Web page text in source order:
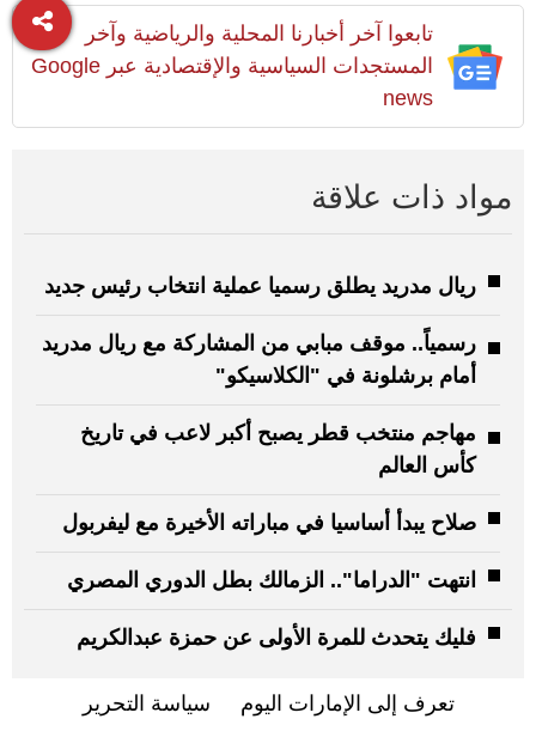
تابعوا آخر أخبارنا المحلية والرياضية وآخر
المستجدات السياسية والإقتصادية عبر Google
news
مواد ذات علاقة
ريال مدريد يطلق رسميا عملية انتخاب رئيس جديد
رسمياً.. موقف مبابي من المشاركة مع ريال مدريد
أمام برشلونة في "الكلاسيكو"
مهاجم منتخب قطر يصبح أكبر لاعب في تاريخ
كأس العالم
صلاح يبدأ أساسيا في مباراته الأخيرة مع ليفربول
انتهت "الدراما".. الزمالك بطل الدوري المصري
فليك يتحدث للمرة الأولى عن حمزة عبدالكريم
تعرف إلى الإمارات اليوم سياسة التحرير